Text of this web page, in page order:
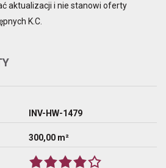
aktualizacji i nie stanowi oferty
K.C.
INV-HW-1479
300,00 m²